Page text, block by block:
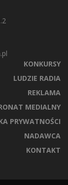
KONKURSY
LUDZIE RADIA
REKLAMA
MEDIALNY
PRYWATNOŚCI
NADAWCA
KONTAKT